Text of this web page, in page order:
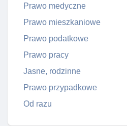
Prawo medyczne
Prawo mieszkaniowe
Prawo podatkowe
Prawo pracy
Jasne, rodzinne
Prawo przypadkowe
Od razu